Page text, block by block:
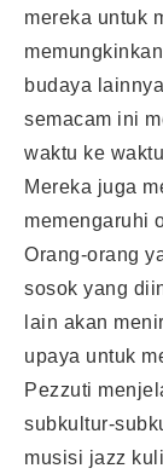
mereka untuk
budaya
semacam ini
waktu ke
Mereka juga
memengaruhi
Orang-orang
sosok yang
lain akan
upaya untuk
Pezzuti
subkultur-
musisi jazz